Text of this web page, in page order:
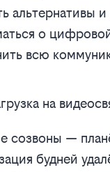
альтернативы
о
всю
на
созвоны —
будней